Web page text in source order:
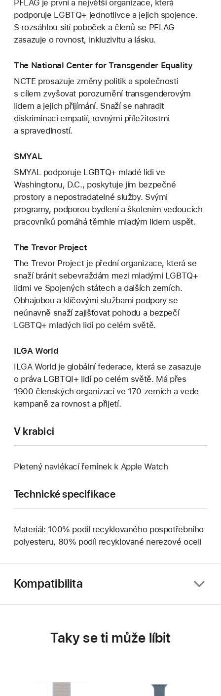
PFLAG je první a největší organizace, která
podporuje LGBTQ+ jednotlivce a jejich spojence.
S rozsáhlou sítí poboček a členů se PFLAG
zasazuje o rovnost, inkluzivitu a lásku.
The National Center for Transgender Equality
NCTE prosazuje změny politik a společnosti
s cílem zvyšovat porozumění transgenderovým
lidem a jejich přijímání. Snaží se nahradit
diskriminaci empatií, rovnými příležitostmi
a spravedlností.
SMYAL
SMYAL podporuje LGBTQ+ mladé lidi ve
Washingtonu, D.C., poskytuje jim bezpečné
prostory a nepostradatelné služby. Svými
programy, podporou bydlení a školením vedoucích
pracovníků pomáhá těmhle mladým lidem uspět.
The Trevor Project
The Trevor Project je přední organizace, která se
snaží bránit sebevraždám mezi mladými LGBTQ+
lidmi ve Spojených státech a dalších zemích.
Obhajobou a klíčovými službami podpory se
neúnavně snaží zajišťovat pohodu a bezpečí
LGBTQ+ mladých lidí po celém světě.
ILGA World
ILGA World je globální federace, která se zasazuje
o práva LGBTQI+ lidí po celém světě. Má přes
1900 členských organizací ve 170 zemích a vede
kampaně za rovnost a přijetí.
V krabici
Pletený navlékací řemínek k Apple Watch
Technické specifikace
Materiál: 100% podíl recyklovaného pospotřebního
polyesteru, 80% podíl recyklované nerezové oceli
Kompatibilita
Taky se ti může líbit